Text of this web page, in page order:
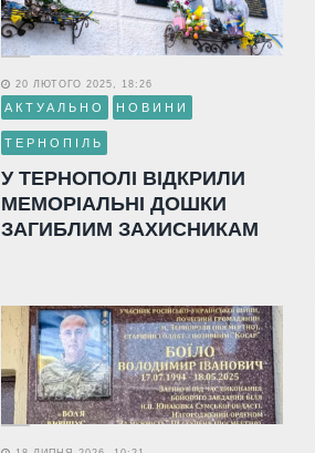
20 ЛЮТОГО 2025, 18:26
АКТУАЛЬНО НОВИНИ
ТЕРНОПІЛЬ
У ТЕРНОПОЛІ ВІДКРИЛИ
МЕМОРІАЛЬНІ ДОШКИ
ЗАГИБЛИМ ЗАХИСНИКАМ